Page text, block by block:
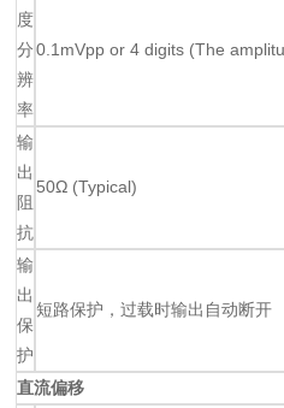
度
分
辨
率
0.1mVpp or 4 digits (The
输
出
阻
抗
50Ω (Typical)
输
出
保
护
短路保护，过载时输出自动断开
直流偏移